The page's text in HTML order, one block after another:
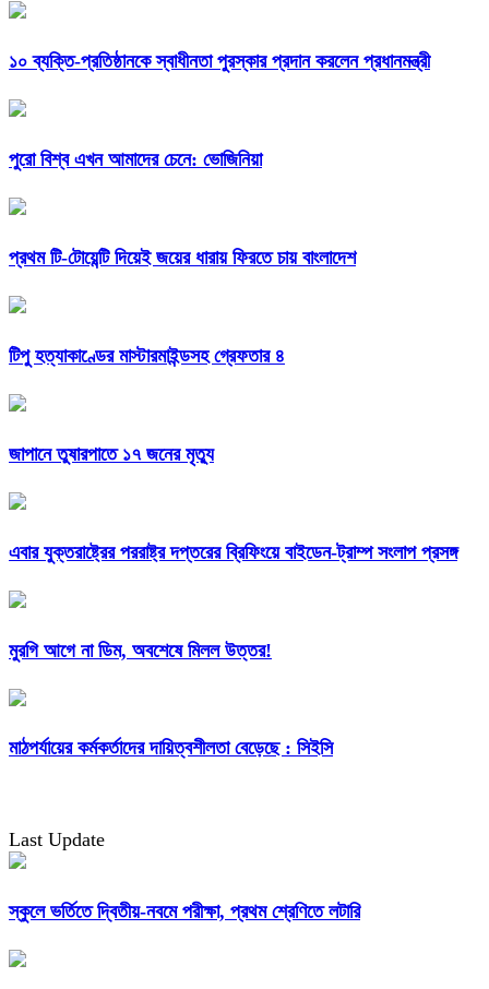
১০ ব্যক্তি-প্রতিষ্ঠানকে স্বাধীনতা পুরস্কার প্রদান করলেন প্রধানমন্ত্রী
পুরো বিশ্ব এখন আমাদের চেনে: ভোজিনিয়া
প্রথম টি-টোয়েন্টি দিয়েই জয়ের ধারায় ফিরতে চায় বাংলাদেশ
টিপু হত্যাকাণ্ডের মাস্টারমাইন্ডসহ গ্রেফতার ৪
জাপানে তুষারপাতে ১৭ জনের মৃত্যু
এবার যুক্তরাষ্ট্রের পররাষ্ট্র দপ্তরের ব্রিফিংয়ে বাইডেন-ট্রাম্প সংলাপ প্রসঙ্গ
মুরগি আগে না ডিম, অবশেষে মিলল উত্তর!
মাঠপর্যায়ের কর্মকর্তাদের দায়িত্বশীলতা বেড়েছে : সিইসি
Last Update
স্কুলে ভর্তিতে দ্বিতীয়-নবমে পরীক্ষা, প্রথম শ্রেণিতে লটারি